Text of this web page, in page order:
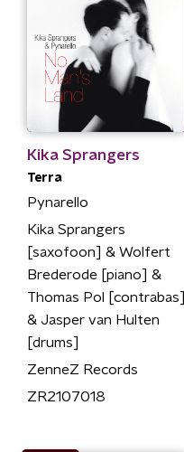
Kika Sprangers
Terra
Pynarello
Kika Sprangers
[saxofoon] & Wolfert
Brederode [piano] &
Thomas Pol [contrabas]
& Jasper van Hulten
[drums]
ZenneZ Records
ZR2107018